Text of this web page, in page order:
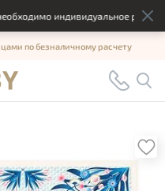
индивидуальное
по безналичному расчету